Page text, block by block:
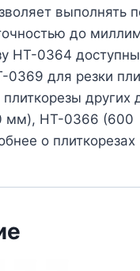
выполнять
до
HT-0364
0369 для резки
других
мм), HT-0366 (600
о плиткорезах